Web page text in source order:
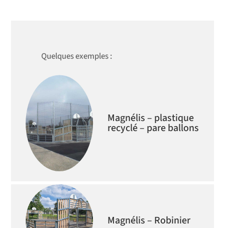
Quelques exemples :
Magnélis – plastique
recyclé – pare ballons
Magnélis – Robinier